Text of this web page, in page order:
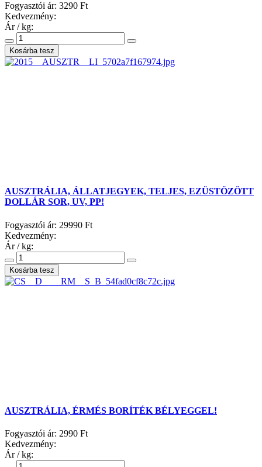
Fogyasztói ár: 3290 Ft
Kedvezmény:
Ár / kg:
AUSZTRÁLIA, ÁLLATJEGYEK, TELJES, EZÜSTÖZÖTT
DOLLÁR SOR, UV, PP!
Fogyasztói ár: 29990 Ft
Kedvezmény:
Ár / kg:
AUSZTRÁLIA, ÉRMÉS BORÍTÉK BÉLYEGGEL!
Fogyasztói ár: 2990 Ft
Kedvezmény:
Ár / kg: